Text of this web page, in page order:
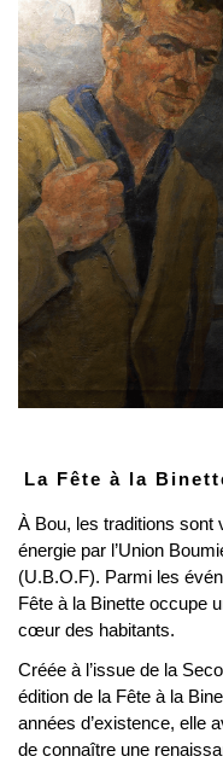
La Fête à la
À Bou, les traditions sont
énergie par l’Union
(U.B.O.F). Parmi les
Fête à la Binette occupe
cœur des habitants.
Créée à l’issue de la
édition de la Fête à la
années d’existence, elle
de connaître une